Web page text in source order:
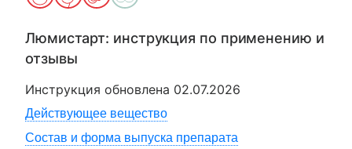
Люмистарт: инструкция по применению и
отзывы
Инструкция обновлена 02.07.2026
Действующее вещество
Состав и форма выпуска препарата